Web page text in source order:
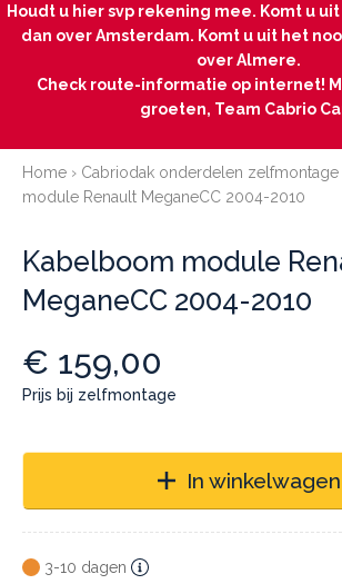
Houdt u hier svp rekening mee. Komt u
dan over Amsterdam. Komt u uit het
over Almere.
Check route-informatie op internet!
groeten, Team Cabrio
Home › Cabriodak onderdelen zelfmontage
module Renault MeganeCC 2004-2010
Kabelboom module
MeganeCC 2004-2010
€ 159,00
Prijs bij zelfmontage
In winkelwagen
3-10 dagen